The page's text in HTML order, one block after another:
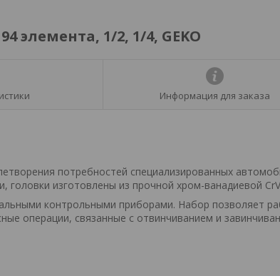
элемента, 1/2, 1/4, GEKO
Информация для заказа
потребностей специализированных
изготовлены из прочной хром-ванадиевой
контрольными приборами. Набор позволяет
операции, связанные с отвинчиванием и